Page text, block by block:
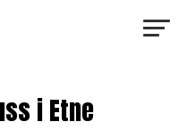
i Etne